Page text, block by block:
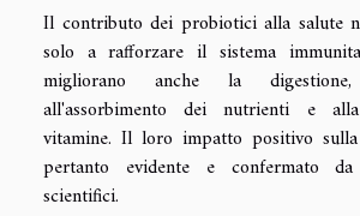
Il contributo dei probiotici alla salute
solo a rafforzare il sistema
migliorano anche la digestione,
all'assorbimento dei nutrienti e
vitamine. Il loro impatto positivo
pertanto evidente e confermato
scientifici.